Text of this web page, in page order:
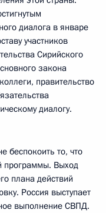
диалога в январе
участников
Сирийского
закона
правительство
диалогу.
беспокоить то, что
программы. Выход
плана действий
Россия выступает
выполнение СВПД.